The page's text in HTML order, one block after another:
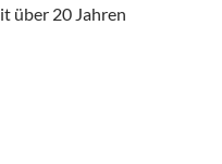
über 20 Jahren